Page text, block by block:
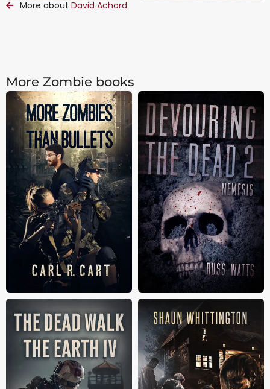
More about David Achord
More Zombie books